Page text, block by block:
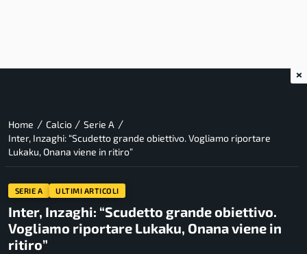
Home / Calcio / Serie A /
Inter, Inzaghi: “Scudetto grande obiettivo. Vogliamo riportare
Lukaku, Onana viene in ritiro”
SERIE A ULTIMI ARTICOLI
Inter, Inzaghi: “Scudetto grande obiettivo.
Vogliamo riportare Lukaku, Onana viene in
ritiro”
×